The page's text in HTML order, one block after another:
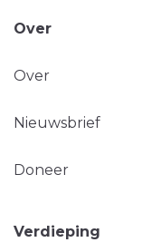
Over
Over
Nieuwsbrief
Doneer
Verdieping